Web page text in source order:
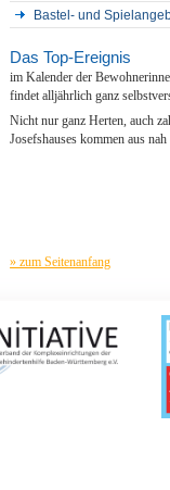
Bastel- und
Das Top-Ereignis
im Kalender der
findet alljährlich ganz
Nicht nur ganz Herten, auch
Josefshauses kommen aus
» zum Seitenanfang